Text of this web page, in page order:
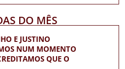
DO MÊS
E JUSTINO
NUM MOMENTO
QUE O